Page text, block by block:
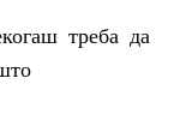
треба да